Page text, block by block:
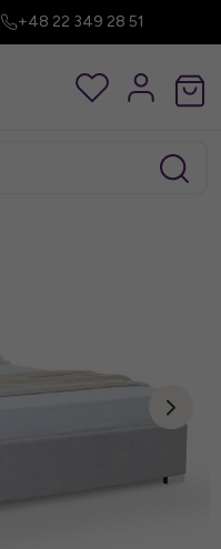
+48 22 349 28 51